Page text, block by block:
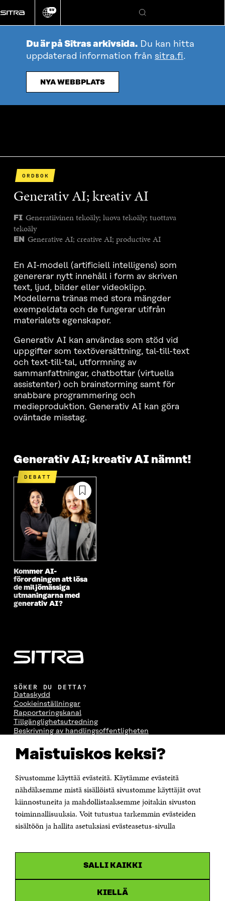
Maistuiskos keksi?
Sivustomme käyttää evästeitä. Käytämme evästeitä
nähdäksemme mistä sisällöistä sivustomme käyttäjät ovat
kiinnostuneita ja mahdollistaaksemme joitakin sivuston
toiminnallisuuksia. Voit tutustua tarkemmin evästeiden
sisältöön ja hallita asetuksiasi evästeasetus-sivulla
SALLI KAIKKI
KIELLÄ
direkt
till
Ändra
språk
SV
Sök
Du är på Sitras arkivsida. Du kan hitta
uppdaterad information från sitra.fi.
NYA WEBBPLATS
ORDBOK
Generativ AI; kreativ AI
FI Generatiivinen tekoäly; luova tekoäly; tuottava
tekoäly
EN Generative AI; creative AI; productive AI
En AI-modell (artificiell intelligens) som
genererar nytt innehåll i form av skriven
text, ljud, bilder eller videoklipp.
Modellerna tränas med stora mängder
exempeldata och de fungerar utifrån
materialets egenskaper.
Generativ AI kan användas som stöd vid
uppgifter som textöversättning, tal-till-text
och text-till-tal, utformning av
sammanfattningar, chatbottar (virtuella
assistenter) och brainstorming samt för
snabbare programmering och
medieproduktion. Generativ AI kan göra
oväntade misstag.
Generativ AI; kreativ AI nämnt!
DEBATT
Kommer AI-
förordningen att lösa
de miljömässiga
utmaningarna med
generativ AI?
SÖKER DU DETTA?
Dataskydd
Cookieinställningar
Rapporteringskanal
Tillgänglighetsutredning
Beskrivning av handlingsoffentligheten
Jubileumsfonden för Finlands självständighet Sitra
Östersjögatan 11–13, PB 160,
00181 Helsingfors
Tfn +358 294 618 991
Personalens e-postadresser har formen:
fornamn.efternamn@sitra.fi